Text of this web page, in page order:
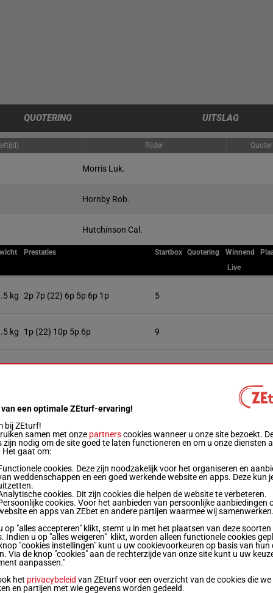
QUOTERING UITSLAG
Rijder
Morris Luk.
Hornby Rob.
Hutchinson Cal.
Prestaties Startbox Quotering Winnend
Live
kg 2p 7p (22) 6p 5p 6p 1p 5
kg 1p (22) 10p 5p 6p 9
kg (22) 1p 8p 4p 5p 4
7p 3p 5p (22) 8p
kg 6p (22) 7p 12p 10
kg (22) 7p 6p 9p 7
kg 3p (22) 9p 12p 8p 6
kg 8p (22) 6p 7p 3
kg 2p (22) 6p 4p 5p 8p 1
een optimale ZEturf-ervaring!
bij ZEturf!
samen met onze partnerscookies wanneer u onze site bezoekt.
zijn nodig om de site goed te laten functioneren en om u onze diensten
Het gaat om:
cookies. Deze zijn noodzakelijk voor het organiseren en
weddenschappen en een goed werkende website en apps. Deze kun
cookies. Dit zijn cookies die helpen de website te verbeteren.
cookies. Voor het aanbieden van persoonlijke aanbiedingen
en apps van ZEbet en andere partijen waarmee wij
op "alles accepteren" klikt, stemt u in met het plaatsen van deze soorten
Indien u op "alles weigeren" klikt, worden alleen functionele cookies
"cookies instellingen" kunt u uw cookievoorkeuren op basis van hun
Via de knop "cookies" aan de rechterzijde van onze site kunt u uw
aanpassen."
het privacybeleid van ZEturf voor een overzicht van de cookies die we
en partijen met wie gegevens worden gedeeld.